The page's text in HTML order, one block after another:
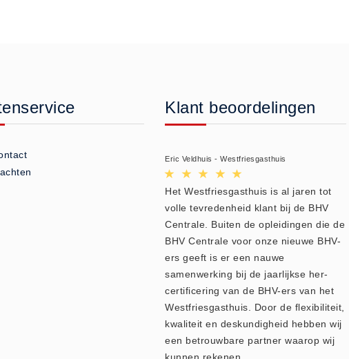
Klant beoordelingen
Eric Veldhuis - Westfriesgasthuis
Het Westfriesgasthuis is al jaren tot
volle tevredenheid klant bij de BHV
Centrale. Buiten de opleidingen die de
BHV Centrale voor onze nieuwe BHV-
ers geeft is er een nauwe
samenwerking bij de jaarlijkse her-
certificering van de BHV-ers van het
Westfriesgasthuis. Door de flexibiliteit,
kwaliteit en deskundigheid hebben wij
een betrouwbare partner waarop wij